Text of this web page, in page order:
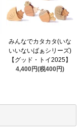
みんなでカタカタ(いな
いいないばぁシリーズ)
【グッド・トイ2025】
4,400円(税400円)